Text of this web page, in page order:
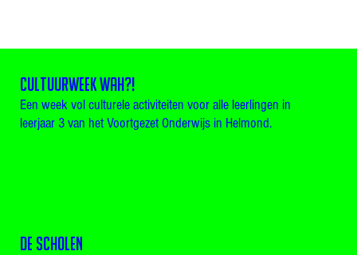
CULTUURWEEK WAH?!
Een week vol culturele activiteiten voor alle leerlingen in
leerjaar 3 van het Voortgezet Onderwijs in Helmond.
De scholen